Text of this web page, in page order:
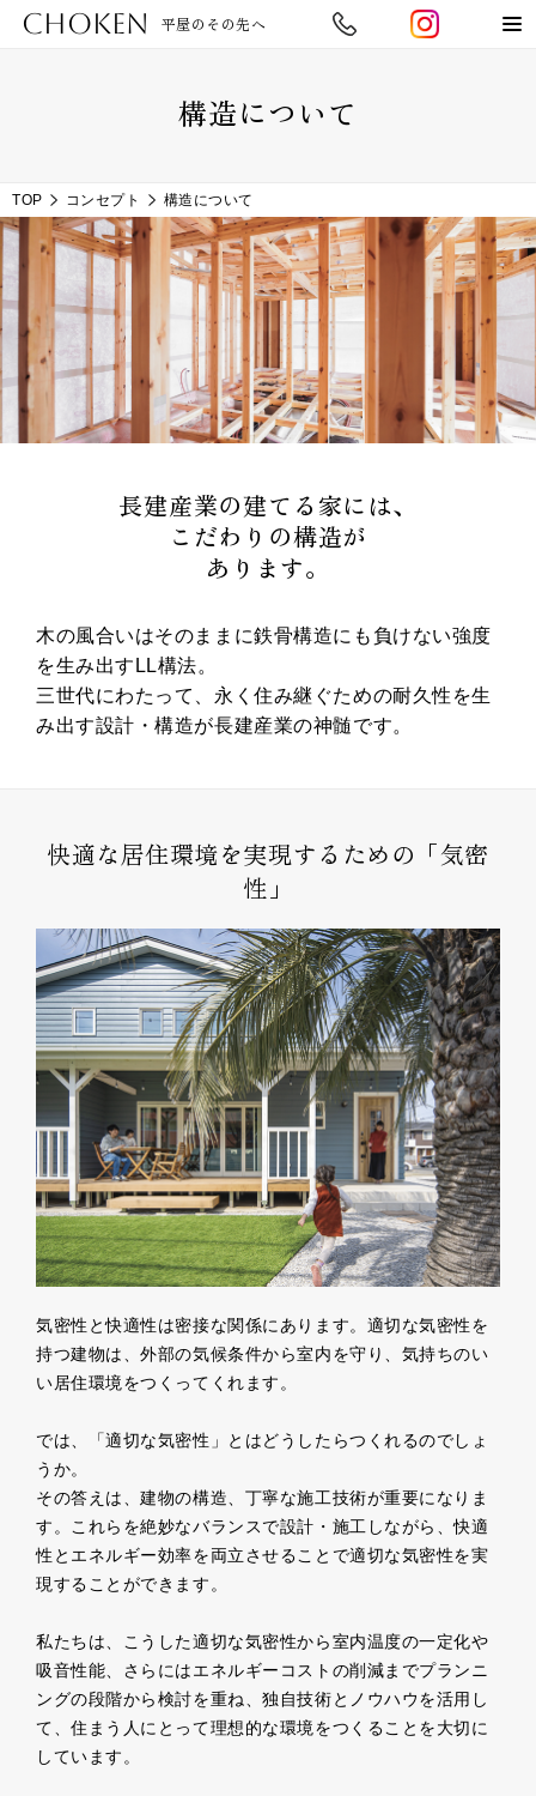
CHOKEN 平屋のその先へ
構造について
TOP コンセプト 構造について
長建産業の建てる家には、
こだわりの構造が
あります。
木の風合いはそのままに鉄骨構造にも負けない強度
を生み出すLL構法。
三世代にわたって、永く住み継ぐための耐久性を生
み出す設計・構造が長建産業の神髄です。
快適な居住環境を実現するための「気密
性」
気密性と快適性は密接な関係にあります。適切な気密性を
持つ建物は、外部の気候条件から室内を守り、気持ちのい
い居住環境をつくってくれます。
では、「適切な気密性」とはどうしたらつくれるのでしょ
うか。
その答えは、建物の構造、丁寧な施工技術が重要になりま
す。これらを絶妙なバランスで設計・施工しながら、快適
性とエネルギー効率を両立させることで適切な気密性を実
現することができます。
私たちは、こうした適切な気密性から室内温度の一定化や
吸音性能、さらにはエネルギーコストの削減までプランニ
ングの段階から検討を重ね、独自技術とノウハウを活用し
て、住まう人にとって理想的な環境をつくることを大切に
しています。